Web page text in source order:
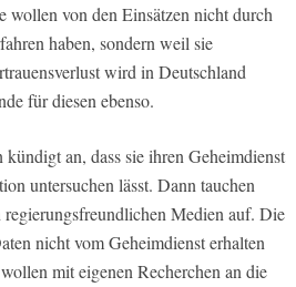
wollen von den Einsätzen nicht durch
haben, sondern weil sie
wird in Deutschland
für diesen ebenso.
an, dass sie ihren Geheimdienst
untersuchen lässt. Dann tauchen
Medien auf. Die
nicht vom Geheimdienst erhalten
mit eigenen Recherchen an die